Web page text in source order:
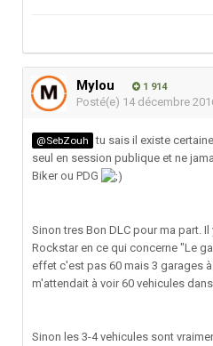
Mylou 1 914
Posté(e) 14 décembre
@SebZouh tu sais il existe
seul en session publique et ne
Biker ou PDG
Sinon tres Bon DLC pour ma part.
Rockstar en ce qui concerne "Le
effet c'est pas 60 mais 3 garages
m'attendait à voir 60 vehicules
Sinon les 3-4 vehicules sont